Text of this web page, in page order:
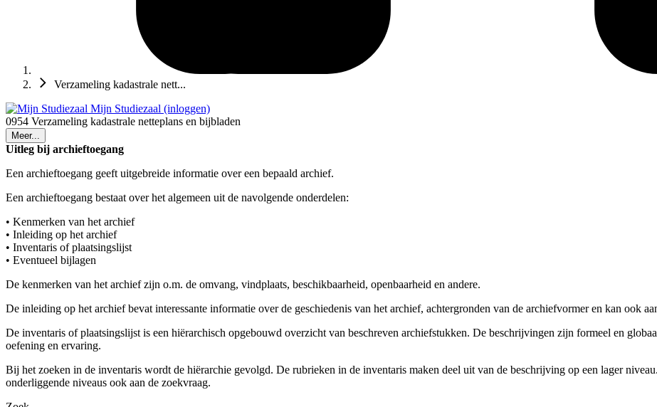
Verzameling kadastrale nett...
Mijn Studiezaal (inloggen)
0954 Verzameling kadastrale netteplans en bijbladen
Meer...
Uitleg bij archieftoegang
Een archieftoegang geeft uitgebreide informatie over een bepaald archief.
Een archieftoegang bestaat over het algemeen uit de navolgende onderdelen:
• Kenmerken van het archief
• Inleiding op het archief
• Inventaris of plaatsingslijst
• Eventueel bijlagen
De kenmerken van het archief zijn o.m. de omvang, vindplaats, beschikbaarheid, openbaarheid en andere.
De inleiding op het archief bevat interessante informatie over de geschiedenis van het archief, achtergronden van de archiefvormer en kan ook
De inventaris of plaatsingslijst is een hiërarchisch opgebouwd overzicht van beschreven archiefstukken. De beschrijvingen zijn formeel en
oefening en ervaring.
Bij het zoeken in de inventaris wordt de hiërarchie gevolgd. De rubrieken in de inventaris maken deel uit van de beschrijving op een lager
onderliggende niveaus ook aan de zoekvraag.